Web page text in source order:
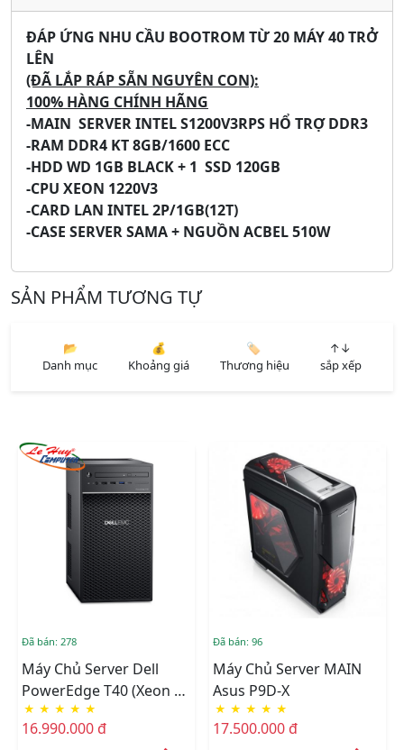
ĐÁP ỨNG NHU CẦU BOOTROM TỪ 20 MÁY 40 TRỞ
LÊN
(ĐÃ LẮP RÁP SẴN NGUYÊN CON):
100% HÀNG CHÍNH HÃNG
-MAIN SERVER INTEL S1200V3RPS HỔ TRỢ DDR3
-RAM DDR4 KT 8GB/1600 ECC
-HDD WD 1GB BLACK + 1 SSD 120GB
-CPU XEON 1220V3
-CARD LAN INTEL 2P/1GB(12T)
-CASE SERVER SAMA + NGUỒN ACBEL 510W
SẢN PHẨM TƯƠNG TỰ
📂
Danh mục
💰
Khoảng giá
🏷️
Thương hiệu
↑↓
sắp xếp
Đã bán: 278
Máy Chủ Server Dell
PowerEdge T40 (Xeon E-
2224G/8GB RAM/1TB
HDD/DVDRW)
★ ★ ★ ★ ★
16.990.000 đ
Đã bán: 96
Máy Chủ Server MAIN
Asus P9D-X
★ ★ ★ ★ ★
17.500.000 đ